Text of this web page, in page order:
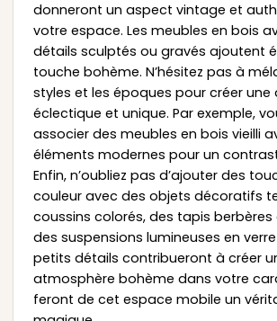
donneront un aspect vintage et
votre espace. Les meubles en bois
détails sculptés ou gravés ajoutent
touche bohème. N’hésitez pas à
styles et les époques pour créer une
éclectique et unique. Par exemple,
associer des meubles en bois vieilli
éléments modernes pour un
Enfin, n’oubliez pas d’ajouter des
couleur avec des objets décoratifs
coussins colorés, des tapis berbères
des suspensions lumineuses en
petits détails contribueront à créer
atmosphère bohème dans votre
feront de cet espace mobile un